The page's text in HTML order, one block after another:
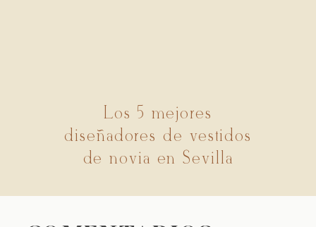
Los 5 mejores
diseñadores de vestidos
de novia en Sevilla